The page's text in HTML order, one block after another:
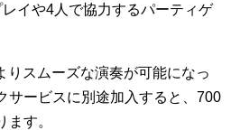
イや4人で協力するパーティゲ
りスムーズな演奏が可能になっ
サービスに別途加入すると、700
す。